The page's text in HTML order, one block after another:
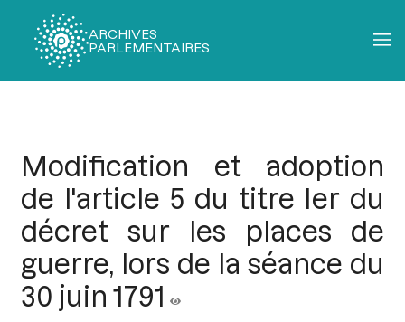
ARCHIVES
PARLEMENTAIRES
Modification et adoption
de l'article 5 du titre Ier du
décret sur les places de
guerre, lors de la séance du
30 juin 1791